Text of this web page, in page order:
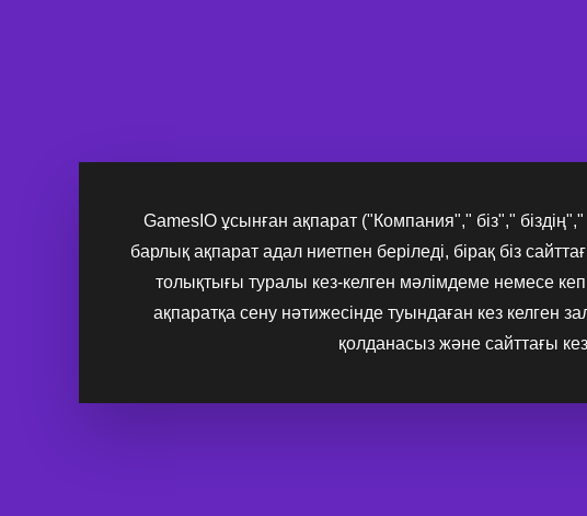
GamesIO ұсынған ақпарат ("Компания"," біз","
барлық ақпарат адал ниетпен беріледі, бірақ біз
толықтығы туралы кез-келген мәлімдеме немесе
ақпаратқа сену нәтижесінде туындаған кез келген
қолданасыз және сайттағы кез-